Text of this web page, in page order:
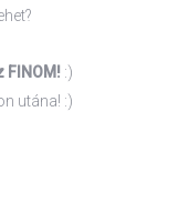
FINOM! :)
utána! :)